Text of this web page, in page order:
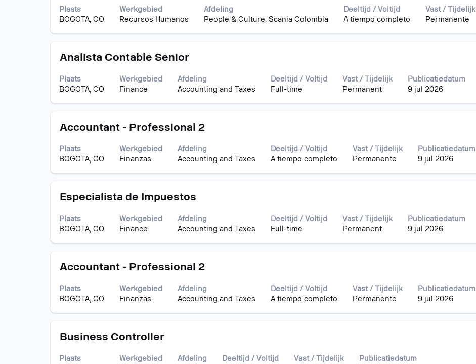
functiegegevens
weer
geven.
Plaats
BOGOTA, CO
Werkgebied
Recursos Humanos
Afdeling
People & Culture, Scania Colombia
Deeltijd / Voltijd
A tiempo completo
Vast / Tijdelijk
Permanente
spatiebalk
om
volledige
van
functiegegevens
weer
geven.
Titel
Analista Contable Senior
Plaats
BOGOTA, CO
Werkgebied
Finance
Afdeling
Accounting and Taxes
Deeltijd / Voltijd
Full-time
Vast / Tijdelijk
Permanent
Publicatiedatum
9 jul 2026
Selecteer
spatiebalk
om
volledige
van
functiegegevens
weer
geven.
Titel
Accountant - Professional 2
Plaats
BOGOTA, CO
Werkgebied
Finanzas
Afdeling
Accounting and Taxes
Deeltijd / Voltijd
A tiempo completo
Vast / Tijdelijk
Permanente
Publicatiedatum
9 jul 2026
Selecteer
spatiebalk
om
volledige
van
functiegegevens
weer
geven.
Titel
Especialista de Impuestos
Plaats
BOGOTA, CO
Werkgebied
Finance
Afdeling
Accounting and Taxes
Deeltijd / Voltijd
Full-time
Vast / Tijdelijk
Permanent
Publicatiedatum
9 jul 2026
Selecteer
deze
spatiebalk
om
volledige
van
functiegegevens
weer
geven.
Titel
Accountant - Professional 2
Plaats
BOGOTA, CO
Werkgebied
Finanzas
Afdeling
Accounting and Taxes
Deeltijd / Voltijd
A tiempo completo
Vast / Tijdelijk
Permanente
Publicatiedatum
9 jul 2026
Selecteer
spatiebalk
om
volledige
van
functiegegevens
Titel
Business Controller
Plaats
Werkgebied
Afdeling
Deeltijd / Voltijd
Vast / Tijdelijk
Publicatiedatum
Selecteer
spatiebalk